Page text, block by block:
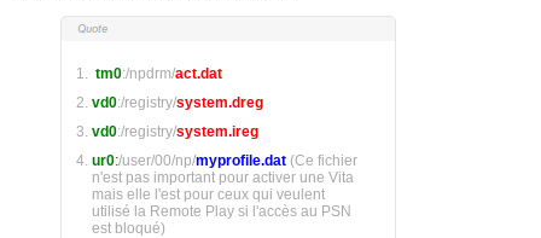
tm0:/npdrm/act.dat
vd0:/registry/system.dreg
vd0:/registry/system.ireg
ur0:/user/00/np/myprofile.dat (Ce fichier
n'est pas important pour activer une Vita
mais elle l'est pour ceux qui veulent
utilisé la Remote Play si l'accès au PSN
est bloqué)